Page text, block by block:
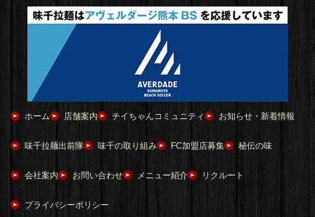
ホーム 店舗案内 チイちゃんコミュニティ お知らせ・新着情報
味千拉麺出前隊 味千の取り組み FC加盟店募集 秘伝の味
会社案内 お問い合わせ メニュー紹介 リクルート
プライバシーポリシー